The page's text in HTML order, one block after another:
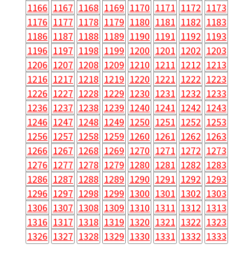
1166 1167 1168 1169 1170 1171 1172 1173
1176 1177 1178 1179 1180 1181 1182 1183
1186 1187 1188 1189 1190 1191 1192 1193
1196 1197 1198 1199 1200 1201 1202 1203
1206 1207 1208 1209 1210 1211 1212 1213
1216 1217 1218 1219 1220 1221 1222 1223
1226 1227 1228 1229 1230 1231 1232 1233
1236 1237 1238 1239 1240 1241 1242 1243
1246 1247 1248 1249 1250 1251 1252 1253
1256 1257 1258 1259 1260 1261 1262 1263
1266 1267 1268 1269 1270 1271 1272 1273
1276 1277 1278 1279 1280 1281 1282 1283
1286 1287 1288 1289 1290 1291 1292 1293
1296 1297 1298 1299 1300 1301 1302 1303
1306 1307 1308 1309 1310 1311 1312 1313
1316 1317 1318 1319 1320 1321 1322 1323
1326 1327 1328 1329 1330 1331 1332 1333